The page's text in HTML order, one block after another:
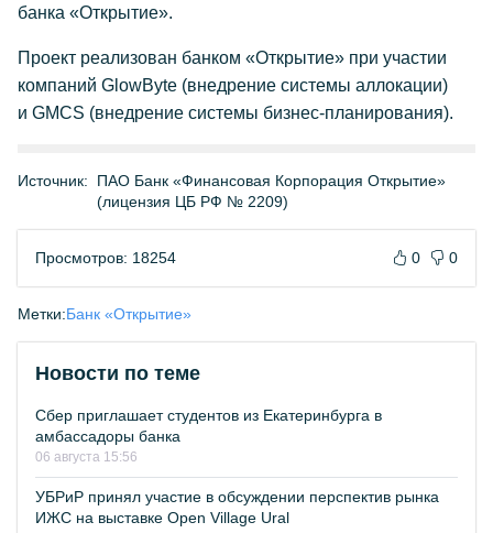
банка «Открытие».
Проект реализован банком «Открытие» при участии
компаний GlowByte (внедрение системы аллокации)
и GMCS (внедрение системы бизнес-планирования).
Источник:
ПАО Банк «Финансовая Корпорация Открытие»
(лицензия ЦБ РФ № 2209)
Просмотров: 18254 0 0
Метки:Банк «Открытие»
Новости по теме
Сбер приглашает студентов из Екатеринбурга в
амбассадоры банка
06 августа 15:56
УБРиР принял участие в обсуждении перспектив рынка
ИЖС на выставке Open Village Ural